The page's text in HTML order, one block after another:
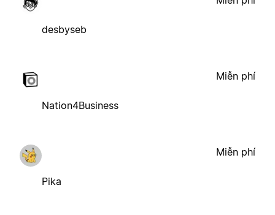
desbyseb
Nation4Business
Miễn phí
Pika
Miễn phí